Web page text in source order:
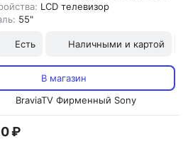
LCD телевизор
55"
Есть Наличными и картой
В магазин
BraviaTV Фирменный Sony
₽